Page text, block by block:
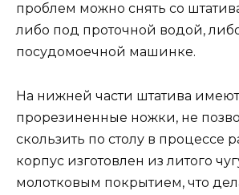
проблем можно снять со
либо под проточной водой,
посудомоечной машинке.
На нижней части штатива
прорезиненные ножки, не
скользить по столу в процессе
корпус изготовлен из литого
молотковым покрытием, что